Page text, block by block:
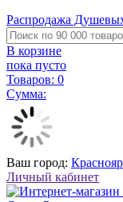
Распродажа
В корзине
пока пусто
Товаров: 0
Сумма:
Ваш город:
Личный кабинет